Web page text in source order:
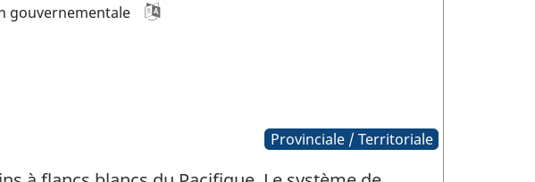
gouvernementale
Provinciale / Territoriale